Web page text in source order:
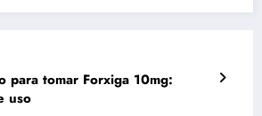
para tomar Forxiga 10mg:
uso